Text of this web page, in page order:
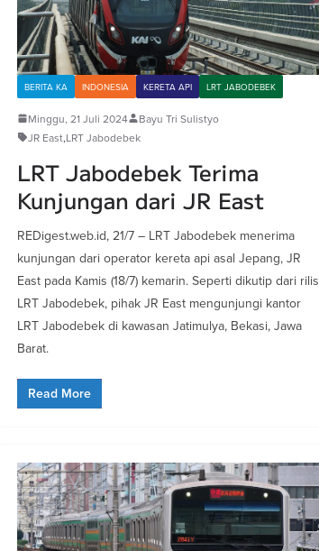
BERITA KA INDONESIA KERETA API LRT JABODEBEK
Minggu, 21 Juli 2024
Bayu Tri Sulistyo
JR East,LRT Jabodebek
LRT Jabodebek Terima
Kunjungan dari JR East
REDigest.web.id, 21/7 – LRT Jabodebek menerima
kunjungan dari operator kereta api asal Jepang, JR
East pada Kamis (18/7) kemarin. Seperti dikutip dari rilis
LRT Jabodebek, pihak JR East mengunjungi kantor
LRT Jabodebek di kawasan Jatimulya, Bekasi, Jawa
Barat.
Read More